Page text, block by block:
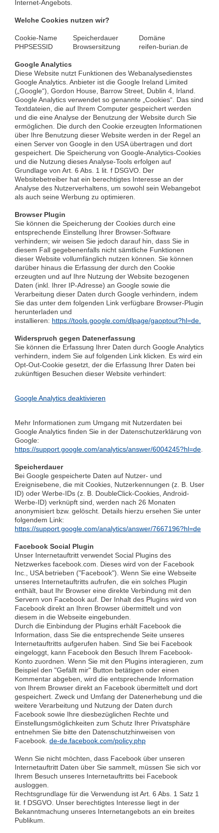
Internet-Angebots.
Welche Cookies nutzen wir?
Cookie-Name Speicherdauer
Domäne
PHPSESSID
Browsersitzung reifen-burian.de
Google Analytics
Diese Website nutzt Funktionen des Webanalysedienstes
Google Analytics. Anbieter ist die Google Ireland Limited
(„Google“), Gordon House, Barrow Street, Dublin 4, Irland.
Google Analytics verwendet so genannte „Cookies“. Das sind
Textdateien, die auf Ihrem Computer gespeichert werden
und die eine Analyse der Benutzung der Website durch Sie
ermöglichen. Die durch den Cookie erzeugten Informationen
über Ihre Benutzung dieser Website werden in der Regel an
einen Server von Google in den USA übertragen und dort
gespeichert. Die Speicherung von Google-Analytics-Cookies
und die Nutzung dieses Analyse-Tools erfolgen auf
Grundlage von Art. 6 Abs. 1 lit. f DSGVO. Der
Websitebetreiber hat ein berechtigtes Interesse an der
Analyse des Nutzerverhaltens, um sowohl sein Webangebot
als auch seine Werbung zu optimieren.
Browser Plugin
Sie können die Speicherung der Cookies durch eine
entsprechende Einstellung Ihrer Browser-Software
verhindern; wir weisen Sie jedoch darauf hin, dass Sie in
diesem Fall gegebenenfalls nicht sämtliche Funktionen
dieser Website vollumfänglich nutzen können. Sie können
darüber hinaus die Erfassung der durch den Cookie
erzeugten und auf Ihre Nutzung der Website bezogenen
Daten (inkl. Ihrer IP-Adresse) an Google sowie die
Verarbeitung dieser Daten durch Google verhindern, indem
Sie das unter dem folgenden Link verfügbare Browser-Plugin
herunterladen und
installieren: https://tools.google.com/dlpage/gaoptout?hl=de.
Widerspruch gegen Datenerfassung
Sie können die Erfassung Ihrer Daten durch Google Analytics
verhindern, indem Sie auf folgenden Link klicken. Es wird ein
Opt-Out-Cookie gesetzt, der die Erfassung Ihrer Daten bei
zukünftigen Besuchen dieser Website verhindert:
Google Analytics deaktivieren
Mehr Informationen zum Umgang mit Nutzerdaten bei
Google Analytics finden Sie in der Datenschutzerklärung von
Google:
https://support.google.com/analytics/answer/6004245?hl=de
Speicherdauer
Bei Google gespeicherte Daten auf Nutzer- und
Ereignisebene, die mit Cookies, Nutzerkennungen (z. B. User
ID) oder Werbe-IDs (z. B. DoubleClick-Cookies, Android-
Werbe-ID) verknüpft sind, werden nach 26 Monaten
anonymisiert bzw. gelöscht. Details hierzu ersehen Sie unter
folgendem Link:
https://support.google.com/analytics/answer/7667196?hl=de
Facebook Social Plugin
Unser Internetauftritt verwendet Social Plugins des
Netzwerkes facebook.com. Dieses wird von der Facebook
Inc., USA betrieben ("Facebook"). Wenn Sie eine Webseite
unseres Internetauftritts aufrufen, die ein solches Plugin
enthält, baut Ihr Browser eine direkte Verbindung mit den
Servern von Facebook auf. Der Inhalt des Plugins wird von
Facebook direkt an Ihren Browser übermittelt und von
diesem in die Webseite eingebunden.
Durch die Einbindung der Plugins erhält Facebook die
Information, dass Sie die entsprechende Seite unseres
Internetauftritts aufgerufen haben. Sind Sie bei Facebook
eingeloggt, kann Facebook den Besuch Ihrem Facebook-
Konto zuordnen. Wenn Sie mit den Plugins interagieren, zum
Beispiel den "Gefällt mir" Button betätigen oder einen
Kommentar abgeben, wird die entsprechende Information
von Ihrem Browser direkt an Facebook übermittelt und dort
gespeichert. Zweck und Umfang der Datenerhebung und die
weitere Verarbeitung und Nutzung der Daten durch
Facebook sowie Ihre diesbezüglichen Rechte und
Einstellungsmöglichkeiten zum Schutz Ihrer Privatsphäre
entnehmen Sie bitte den Datenschutzhinweisen von
Facebook. de-de.facebook.com/policy.php
Wenn Sie nicht möchten, dass Facebook über unseren
Internetauftritt Daten über Sie sammelt, müssen Sie sich vor
Ihrem Besuch unseres Internetauftritts bei Facebook
ausloggen.
Rechtsgrundlage für die Verwendung ist Art. 6 Abs. 1 Satz 1
lit. f DSGVO. Unser berechtigtes Interesse liegt in der
Bekanntmachung unseres Internetangebots an ein breites
Publikum.